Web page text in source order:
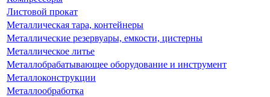
Листовой прокат
Металлическая тара, контейнеры
Металлические резервуары, емкости, цистерны
Металлическое литье
Металлобрабатывающее оборудование и инструмент
Металлоконструкции
Металлообработка